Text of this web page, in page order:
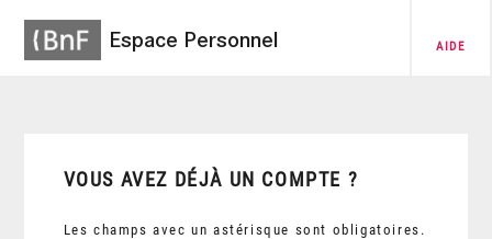
Espace Personnel AIDE
VOUS AVEZ DÉJÀ UN COMPTE ?
Les champs avec un astérisque sont obligatoires.